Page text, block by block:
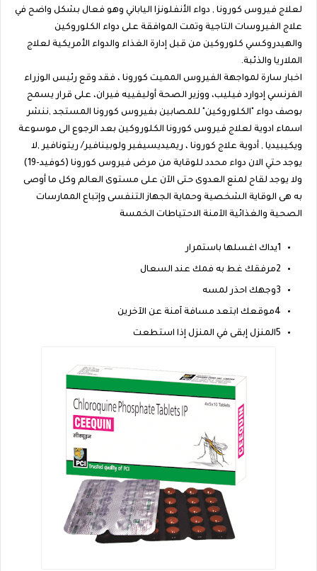
لعلاج فيروس كورونا , دواء الأنفلونزا الياباني وهو فعال بشكل واضح في
علاج الفيروسات التاجية وتمت الموافقة على دواء الكلوروكين
والهيدروكسي كلوروكين من قبل إدارة الغذاء والدواء الأمريكية لعلاج
الملاريا والذئبة.
اخبار سارة لمواجهة الفيروس المميت كورونا ، فقد وقع رئيس الوزراء
الفرنسي إدوارد فيليب، ووزير الصحة أوليفييه فيران، على قرار يسمح
بوصف دواء "الكلوروكين" للمصابين بفيروس كورونا المستجد ,ننشر
اسماء ادوية لعلاج فيروس كورونا الكلوروكين بعد الرجوع الى موسوعة
ويكيبيديا , أدوية علاج كورونا ، ريميديسيفير ولوبينافير/ ريتونافير ,لا
يوجد حتي الان دواء محدد للوقاية من مرض فيروس كورونا (كوفيد-19)
ولا يوجد لقاح لمنع العدوى حتى الآن على مستوى العالم وكل ما أوصى
به هى الوقاية الشخصية وحماية الجهاز التنفسى وإتباع الممارسات
الصحية والغذائية الآمنة الاحتياطات الخمسة
1يداك اغسلها باستمرار
2مرفقك غط به فمك عند السعال
3وجهك احذر لمسه
4موقعك ابتعد مسافة آمنة عن الآخرين
5المنزل إبقى في المنزل إذا استطعت